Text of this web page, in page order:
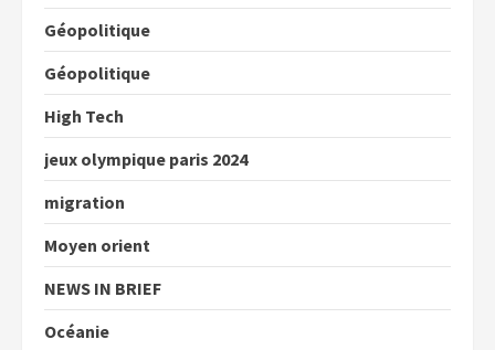
Géopolitique
Géopolitique
High Tech
jeux olympique paris 2024
migration
Moyen orient
NEWS IN BRIEF
Océanie